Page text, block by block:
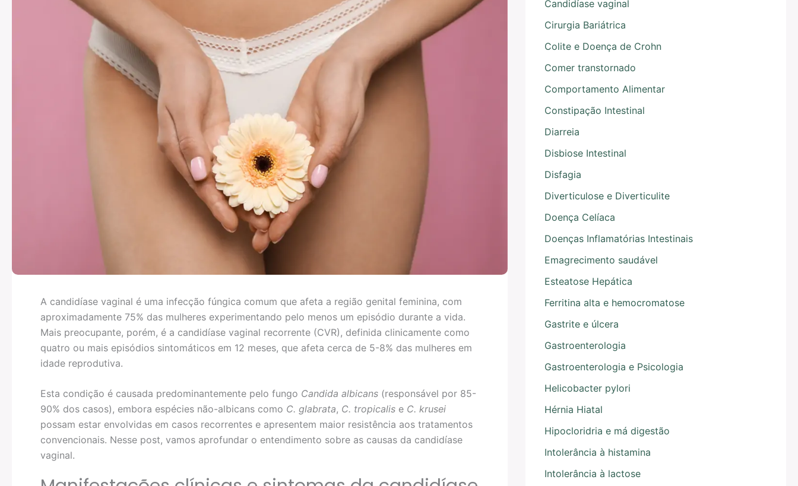
A candidíase vaginal é uma infecção fúngica comum que afeta a região genital feminina, com
aproximadamente 75% das mulheres experimentando pelo menos um episódio durante a vida.
Mais preocupante, porém, é a candidíase vaginal recorrente (CVR), definida clinicamente como
quatro ou mais episódios sintomáticos em 12 meses, que afeta cerca de 5-8% das mulheres em
idade reprodutiva.
Esta condição é causada predominantemente pelo fungo Candida albicans (responsável por 85-
90% dos casos), embora espécies não-albicans como C. glabrata, C. tropicalis e C. krusei
possam estar envolvidas em casos recorrentes e apresentem maior resistência aos tratamentos
convencionais. Nesse post, vamos aprofundar o entendimento sobre as causas da candidíase
vaginal.
Candidíase vaginal
Cirurgia Bariátrica
Colite e Doença de Crohn
Comer transtornado
Comportamento Alimentar
Constipação Intestinal
Diarreia
Disbiose Intestinal
Disfagia
Diverticulose e Diverticulite
Doença Celíaca
Doenças Inflamatórias Intestinais
Emagrecimento saudável
Esteatose Hepática
Ferritina alta e hemocromatose
Gastrite e úlcera
Gastroenterologia
Gastroenterologia e Psicologia
Helicobacter pylori
Hérnia Hiatal
Hipocloridria e má digestão
Intolerância à histamina
Intolerância à lactose